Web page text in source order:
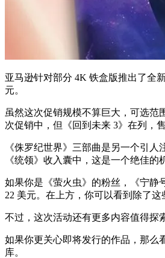
亚马逊针对部分 4K 铁盒版推出了全
元。
虽然这次促销规模不算巨大，可选范
次促销中，但《回到未来 3》在列，
《侏罗纪世界》三部曲是另一个引
《统领》收入囊中，这是一个绝佳的
如果你是《萤火虫》的粉丝，《宁静
22 美元。在上方，你可以看到除了这
不过，这次活动还有更多内容值得探
如果你更关心即将发行的作品，那么
库。